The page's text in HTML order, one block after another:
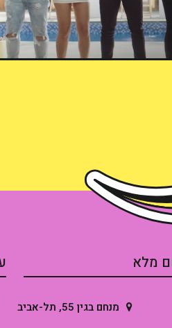
מנחם בגין 55, תל-אביב